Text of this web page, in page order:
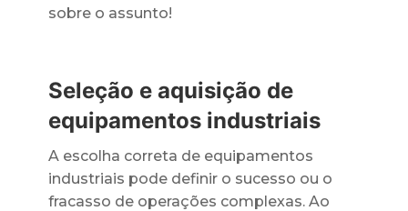
sobre o assunto!
Seleção e aquisição de
equipamentos industriais
A escolha correta de equipamentos
industriais pode definir o sucesso ou o
fracasso de operações complexas. Ao